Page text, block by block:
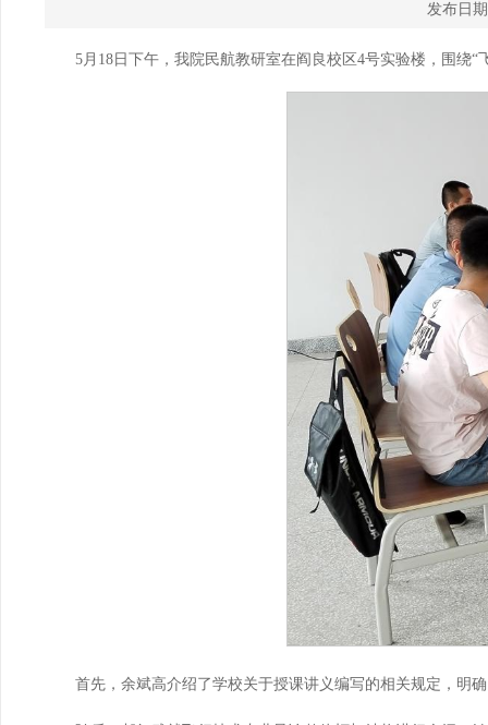
发布日
5月18日下午，我院民航教研室在阎良校区4号实验楼，围绕
首先，余斌高介绍了学校关于授课讲义编写的相关规定，明